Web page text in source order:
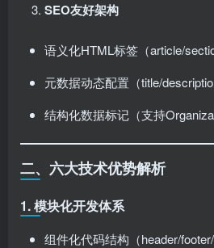
SEO友好架构
语义化HTML标签（article/
元数据动态配置（title/
结构化数据标记（支持
二、六大技术优势解析
1. 模块化开发体系
组件化代码结构（header/